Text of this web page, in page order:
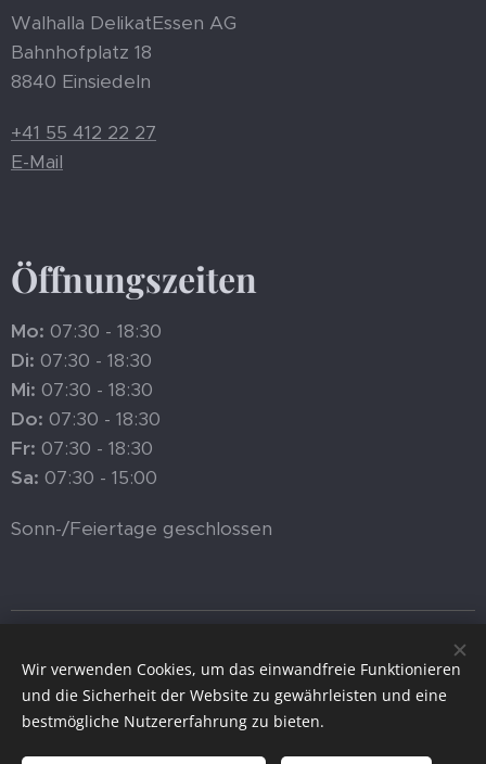
Walhalla DelikatEssen AG
Bahnhofplatz 18
8840 Einsiedeln
+41 55 412 22 27
E-Mail
Öffnungszeiten
Mo: 07:30 - 18:30
Di: 07:30 - 18:30
Mi: 07:30 - 18:30
Do: 07:30 - 18:30
Fr: 07:30 - 18:30
Sa: 07:30 - 15:00
Sonn-/Feiertage geschlossen
Datenschutzerklärung
AGB
Cookies
Wir verwenden Cookies, um das einwandfreie Funktionieren
und die Sicherheit der Website zu gewährleisten und eine
bestmögliche Nutzererfahrung zu bieten.